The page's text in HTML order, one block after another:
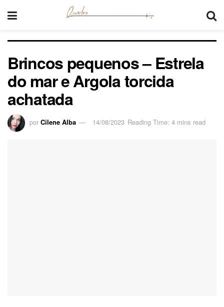
Brincos pequenos – Estrela
do mar e Argola torcida
achatada
por Cilene Alba 14/08/2023 Reading Time: 4 mins read